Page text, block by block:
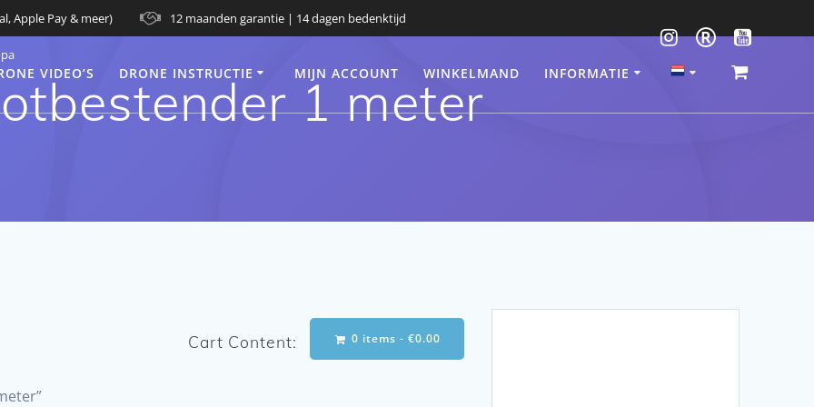
Apple Pay & meer) 12 maanden garantie | 14 dagen bedenktijd
VIDEO’S DRONE INSTRUCTIE MIJN ACCOUNT WINKELMAND INFORMATIE
1 meter
Cart Content: 0 items -€0.00